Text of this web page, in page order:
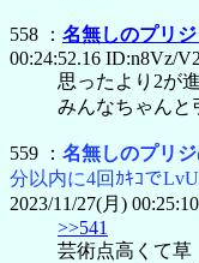
558 ： 名無しのプリジ
00:24:52.16 ID:n8Vz/
思ったより2が
みんなちゃんと
559 ： 名無しのプリジ
分以内に4回ｶｷｺで
2023/11/27(月)
>>541
芸術点高くて草